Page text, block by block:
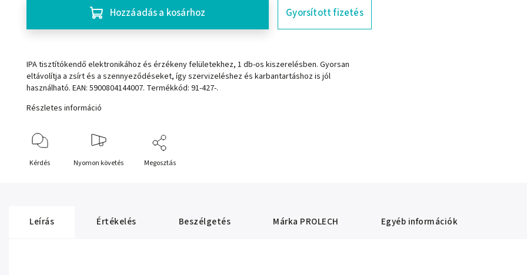
Hozzáadás a kosárhoz Gyorsított fizetés
IPA tisztítókendő elektronikához és érzékeny felületekhez, 1 db-os kiszerelésben. Gyorsan
eltávolítja a zsírt és a szennyeződéseket, így szervizeléshez és karbantartáshoz is jól
használható. EAN: 5900804144007. Termékkód: 91-427-.
Részletes információ
Kérdés Nyomon követés Megosztás
Leírás Értékelés Beszélgetés Márka PROLECH Egyéb információk